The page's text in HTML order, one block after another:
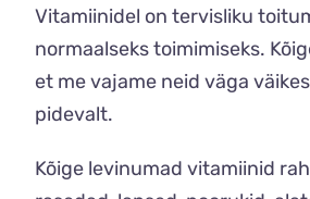
Vitamiinidel on tervisliku
normaalseks toimimiseks.
et me vajame neid väga
pidevalt.
Kõige levinumad vitamiinid